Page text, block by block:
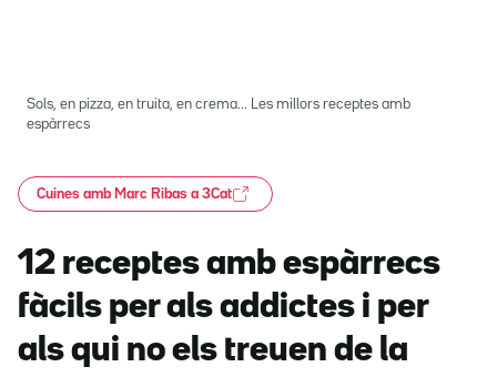
Sols, en pizza, en truita, en crema... Les millors receptes amb
espàrrecs
Cuines amb Marc Ribas a 3Cat
12 receptes amb espàrrecs
fàcils per als addictes i per
als qui no els treuen de la